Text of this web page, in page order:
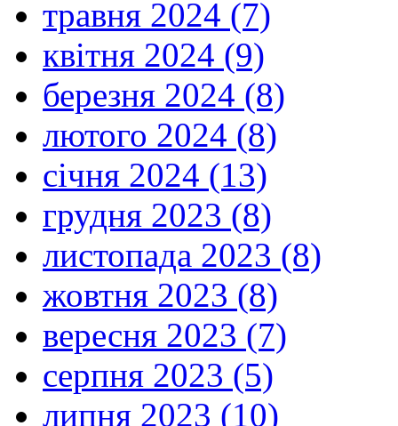
травня 2024 (7)
квітня 2024 (9)
березня 2024 (8)
лютого 2024 (8)
січня 2024 (13)
грудня 2023 (8)
листопада 2023 (8)
жовтня 2023 (8)
вересня 2023 (7)
серпня 2023 (5)
липня 2023 (10)